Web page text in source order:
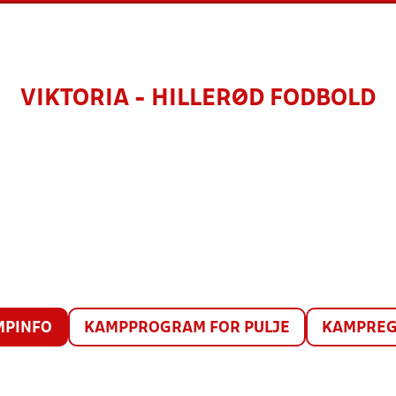
VIKTORIA - HILLERØD FODBOLD
KAMPPROGRAM FOR PULJE